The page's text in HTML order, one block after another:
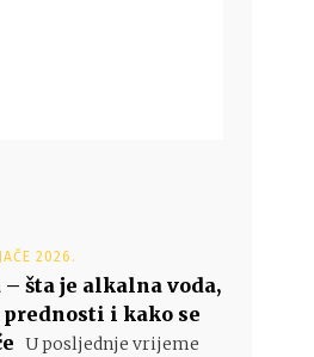
2026.
šta je alkalna voda,
prednosti i kako se
U posljednje vrijeme